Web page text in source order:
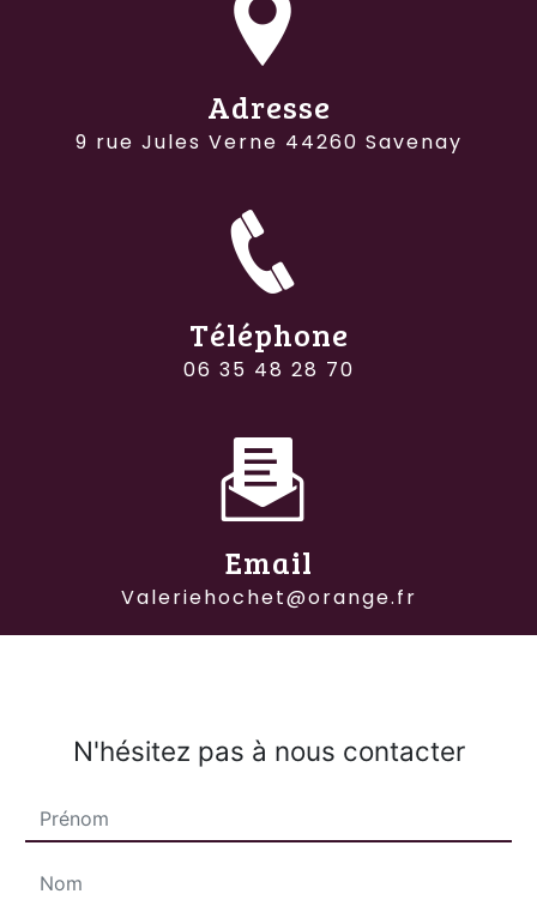
Adresse
9 rue Jules Verne 44260 Savenay
Téléphone
06 35 48 28 70
Email
valeriehochet@orange.fr
N'hésitez pas à nous contacter